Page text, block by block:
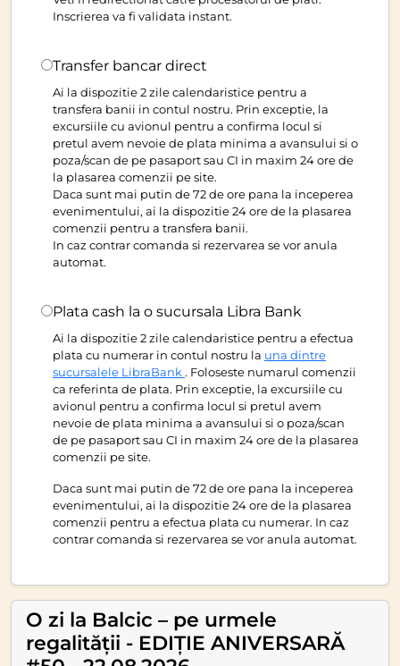
Inscrierea va fi validata instant.
Transfer bancar direct
Ai la dispozitie 2 zile calendaristice pentru a
transfera banii in contul nostru. Prin exceptie, la
excursiile cu avionul pentru a confirma locul si
pretul avem nevoie de plata minima a avansului si o
poza/scan de pe pasaport sau CI in maxim 24 ore de
la plasarea comenzii pe site.
Daca sunt mai putin de 72 de ore pana la inceperea
evenimentului, ai la dispozitie 24 ore de la plasarea
comenzii pentru a transfera banii.
In caz contrar comanda si rezervarea se vor anula
automat.
Plata cash la o sucursala Libra Bank
Ai la dispozitie 2 zile calendaristice pentru a efectua
plata cu numerar in contul nostru la una dintre
sucursalele LibraBank . Foloseste numarul comenzii
ca referinta de plata. Prin exceptie, la excursiile cu
avionul pentru a confirma locul si pretul avem
nevoie de plata minima a avansului si o poza/scan
de pe pasaport sau CI in maxim 24 ore de la plasarea
comenzii pe site.
Daca sunt mai putin de 72 de ore pana la inceperea
evenimentului, ai la dispozitie 24 ore de la plasarea
comenzii pentru a efectua plata cu numerar. In caz
contrar comanda si rezervarea se vor anula automat.
O zi la Balcic – pe urmele
regalității - EDIȚIE ANIVERSARĂ